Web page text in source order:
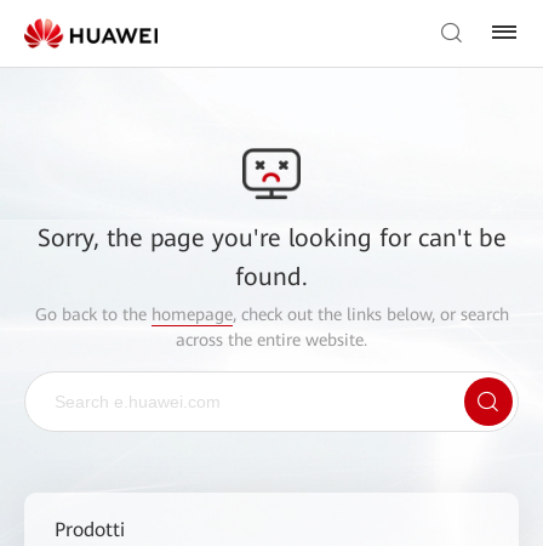
Sorry, the page you're looking for can't be
found.
Go back to the homepage, check out the links below, or search
across the entire website.
Prodotti